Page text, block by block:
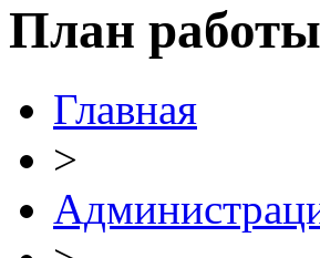
План работы
Главная
>